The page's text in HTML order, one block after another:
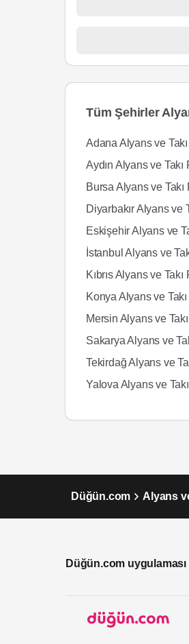
Tüm Şehirler
Adana Alyans ve Takı
Aydın Alyans ve Takı
Bursa Alyans ve Takı
Diyarbakır Alyans ve
Eskişehir Alyans ve
İstanbul Alyans ve
Kıbrıs Alyans ve Takı
Konya Alyans ve Takı
Mersin Alyans ve
Sakarya Alyans ve
Tekirdağ Alyans ve
Yalova Alyans ve
Düğün.com Alyans
Düğün.com